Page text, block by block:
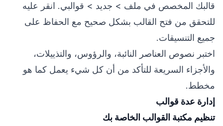
قالبك المخصص في ملف > جديد > قوالبي. انقر عليه
للتحقق من فتح القالب بشكل صحيح مع الحفاظ على
جميع التنسيقات.
اختبر نصوص العناصر النائبة، والرؤوس، والتذييلات،
والأجزاء السريعة للتأكد من أن كل شيء يعمل كما هو
مخطط.
إدارة عدة قوالب
تنظيم مكتبة القوالب الخاصة بك